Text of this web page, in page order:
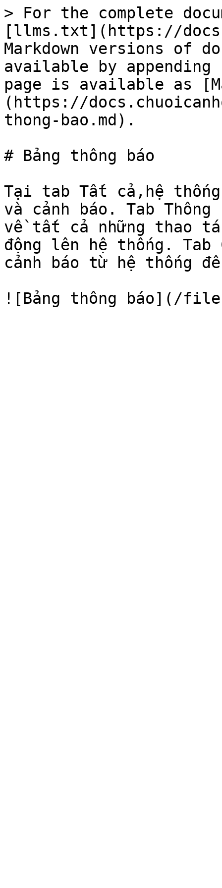
> For the complete
[llms.txt](https://
Markdown versions of
available by
page is available as
(https://
thong-bao.md).
# Bảng thông báo
Tại tab Tất cả,hệ
và cảnh báo. Tab
về tất cả những thao
động lên hệ thống.
cảnh báo từ hệ thống